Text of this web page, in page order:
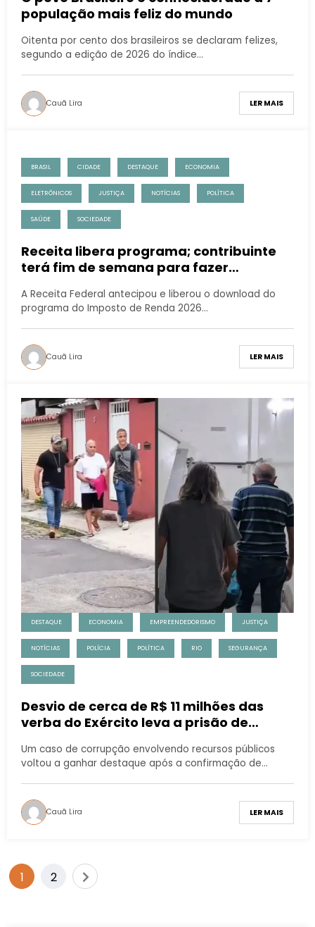
população mais feliz do mundo
Oitenta por cento dos brasileiros se declaram felizes,
segundo a edição de 2026 do índice…
Cauã Lira LER MAIS
BRASIL CIDADE DESTAQUE ECONOMIA
ELETRÔNICOS JUSTIÇA NOTÍCIAS POLÍTICA
SAÚDE SOCIEDADE
Receita libera programa; contribuinte
terá fim de semana para fazer
A Receita Federal antecipou e liberou o download do
programa do Imposto de Renda 2026…
Cauã Lira LER MAIS
DESTAQUE ECONOMIA EMPREENDEDORISMO JUSTIÇA
NOTÍCIAS POLÍCIA POLÍTICA RIO SEGURANÇA
SOCIEDADE
Desvio de cerca de R$ 11 milhões das
verba do Exército leva a prisão de
Rio
Um caso de corrupção envolvendo recursos públicos
voltou a ganhar destaque após a confirmação de…
Cauã Lira LER MAIS
1 2